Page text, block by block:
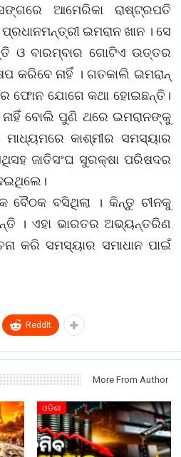
ଆମେରିକା ରାଷ୍ଟ୍ରପତି
ଇମରାନ ଖାନ । ସେ
ଓ ବାରମ୍ବାର ଗୋଟିଏ ଉତ୍ତର
କରିବେ ନାହିଁ । ଗତକାଲି ଇମରାନ୍
ଫୋନ ଯୋଗେ କଥା ହୋଇଛନ୍ତି।
ବୋଲି ପୁଣି ଥରେ ଇମରାନଙ୍କୁ
କାଶ୍ମୀର ସମସ୍ୟାର
ଜାତିସଂଘ ସୁରକ୍ଷା ପରିଷଦର
ବୈଠକ ବସିଥିଲା । କିନ୍ତୁ ଚୀନକୁ
। ଏହା ଭାରତର ଅଭ୍ୟନ୍ତରିଣ
କରି ସମସ୍ୟାର ସମାଧାନ ପାଇଁ
ReddIt
More From Author
ଓଡିଶା